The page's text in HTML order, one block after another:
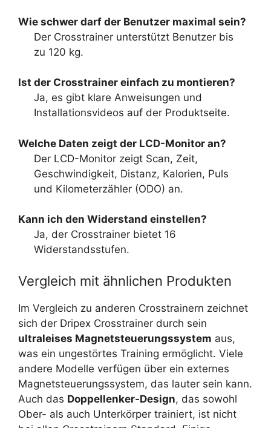
Wie schwer darf der Benutzer maximal sein?
Der Crosstrainer unterstützt Benutzer bis
zu 120 kg.
Ist der Crosstrainer einfach zu montieren?
Ja, es gibt klare Anweisungen und
Installationsvideos auf der Produktseite.
Welche Daten zeigt der LCD-Monitor an?
Der LCD-Monitor zeigt Scan, Zeit,
Geschwindigkeit, Distanz, Kalorien, Puls
und Kilometerzähler (ODO) an.
Kann ich den Widerstand einstellen?
Ja, der Crosstrainer bietet 16
Widerstandsstufen.
Vergleich mit ähnlichen Produkten
Im Vergleich zu anderen Crosstrainern zeichnet
sich der Dripex Crosstrainer durch sein
ultraleises Magnetsteuerungssystem aus,
was ein ungestörtes Training ermöglicht. Viele
andere Modelle verfügen über ein externes
Magnetsteuerungssystem, das lauter sein kann.
Auch das Doppellenker-Design, das sowohl
Ober- als auch Unterkörper trainiert, ist nicht